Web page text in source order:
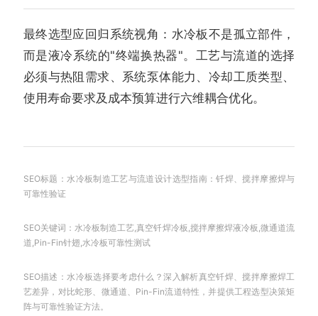
最终选型应回归系统视角：水冷板不是孤立部件，
而是液冷系统的"终端换热器"。工艺与流道的选择
必须与热阻需求、系统泵体能力、冷却工质类型、
使用寿命要求及成本预算进行六维耦合优化。
SEO标题：水冷板制造工艺与流道设计选型指南：钎焊、搅拌摩擦焊与
可靠性验证
SEO关键词：水冷板制造工艺,真空钎焊冷板,搅拌摩擦焊液冷板,微通道流
道,Pin-Fin针翅,水冷板可靠性测试
SEO描述：水冷板选择要考虑什么？深入解析真空钎焊、搅拌摩擦焊工
艺差异，对比蛇形、微通道、Pin-Fin流道特性，并提供工程选型决策矩
阵与可靠性验证方法。